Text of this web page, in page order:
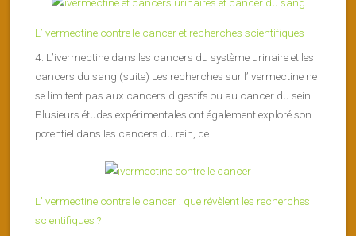
L’ivermectine contre le cancer et recherches scientifiques
4. L’ivermectine dans les cancers du système urinaire et les
cancers du sang (suite) Les recherches sur l’ivermectine ne
se limitent pas aux cancers digestifs ou au cancer du sein.
Plusieurs études expérimentales ont également exploré son
potentiel dans les cancers du rein, de...
L’ivermectine contre le cancer : que révèlent les recherches
scientifiques ?